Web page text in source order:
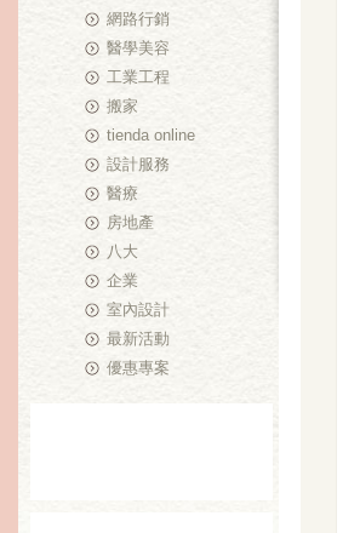
網路行銷
醫學美容
工業工程
搬家
tienda online
設計服務
醫療
房地產
八大
企業
室內設計
最新活動
優惠專案